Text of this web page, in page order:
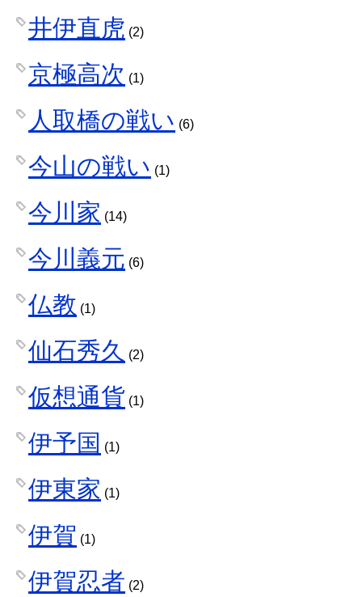
井伊直虎 (2)
京極高次 (1)
人取橋の戦い (6)
今山の戦い (1)
今川家 (14)
今川義元 (6)
仏教 (1)
仙石秀久 (2)
仮想通貨 (1)
伊予国 (1)
伊東家 (1)
伊賀 (1)
伊賀忍者 (2)